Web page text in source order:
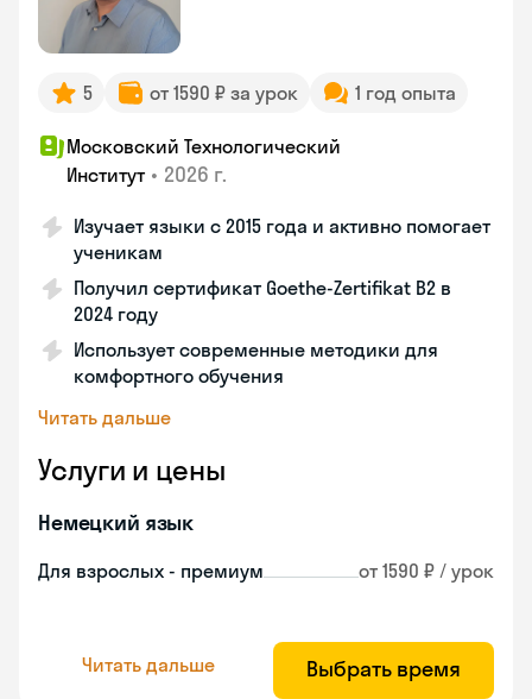
5 от 1590 ₽ за урок 1 год опыта
Московский Технологический
Институт • 2026 г.
Изучает языки с 2015 года и активно помогает
ученикам
Получил сертификат Goethe-Zertifikat B2 в
2024 году
Использует современные методики для
комфортного обучения
Читать дальше
Услуги и цены
Немецкий язык
Для взрослых - премиум от 1590 ₽ / урок
Читать дальше Выбрать время